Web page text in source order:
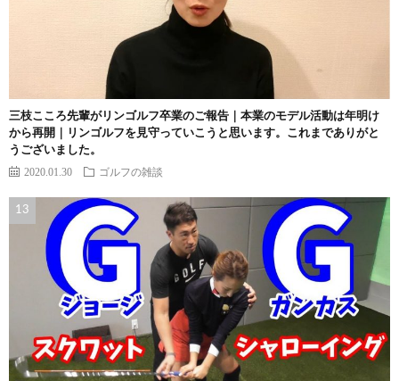
三枝こころ先輩がリンゴルフ卒業のご報告｜本業のモデル活動は年明け
から再開｜リンゴルフを見守っていこうと思います。これまでありがと
うございました。
2020.01.30 ゴルフの雑談